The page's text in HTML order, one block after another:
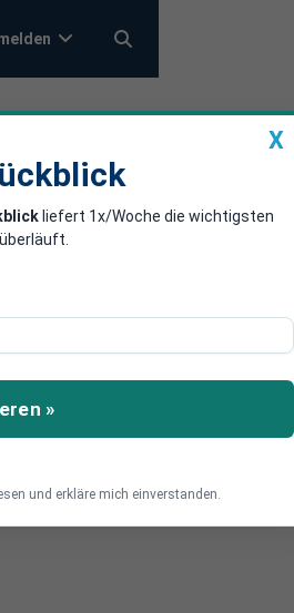
X
liefert 1x/Woche die wichtigsten
»
und erkläre mich einverstanden.